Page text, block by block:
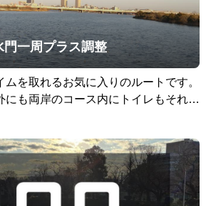
一周プラス調整
を取れるお気に入りのルートです。
にも両岸のコース内にトイレもそれぞ
です。